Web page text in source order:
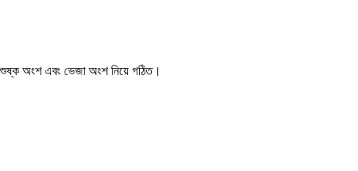
অংশ এবং ভেজা অংশ নিয়ে গঠিত।